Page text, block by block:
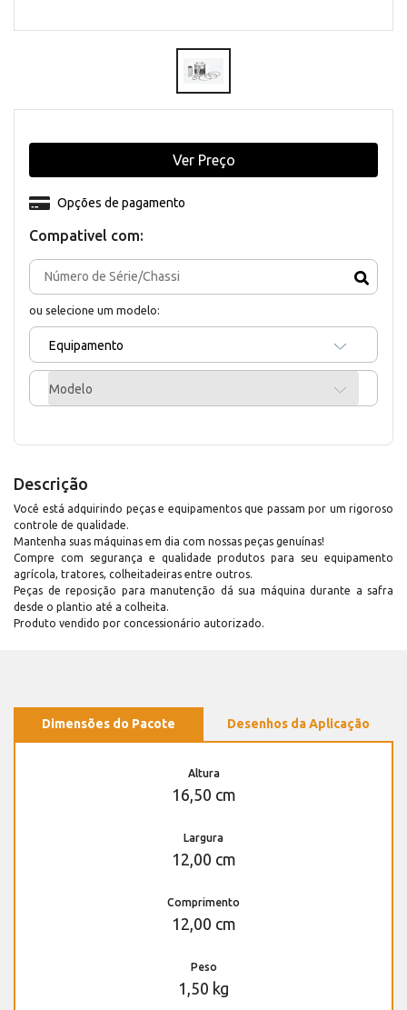
Compativel com:
ou selecione um modelo:
Equipamento
Modelo
Opções de pagamento
Ver Preço
Descrição
Você está adquirindo peças e equipamentos que passam por um rigoroso
controle de qualidade.
Mantenha suas máquinas em dia com nossas peças genuínas!
Compre com segurança e qualidade produtos para seu equipamento
agrícola, tratores, colheitadeiras entre outros.
Peças de reposição para manutenção dá sua máquina durante a safra
desde o plantio até a colheita.
Produto vendido por concessionário autorizado.
Dimensões do Pacote Desenhos da Aplicação
Altura
16,50 cm
Largura
12,00 cm
Comprimento
12,00 cm
Peso
1,50 kg